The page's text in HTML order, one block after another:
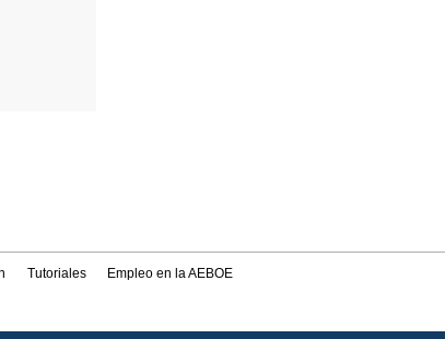
Tutoriales Empleo en la AEBOE